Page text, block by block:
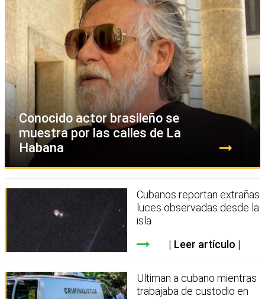
Conocido actor brasileño se
muestra por las calles de La
Habana
Cubanos reportan extrañas
luces observadas desde la
isla
Leer artículo
Ultiman a cubano mientras
trabajaba de custodio en